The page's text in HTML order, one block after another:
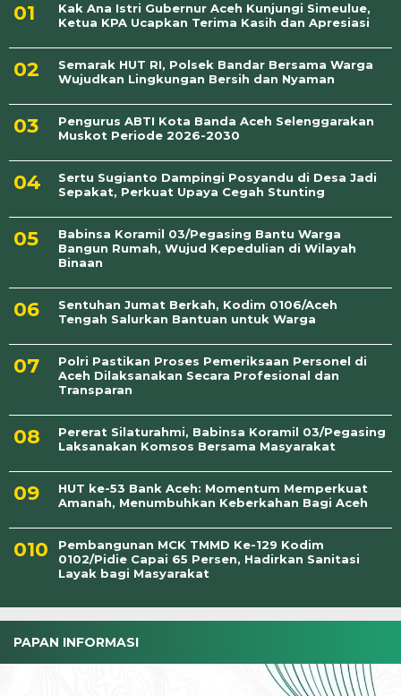
Kak Ana Istri Gubernur Aceh Kunjungi Simeulue,
Ketua KPA Ucapkan Terima Kasih dan Apresiasi
Semarak HUT RI, Polsek Bandar Bersama Warga
Wujudkan Lingkungan Bersih dan Nyaman
Pengurus ABTI Kota Banda Aceh Selenggarakan
Muskot Periode 2026-2030
Sertu Sugianto Dampingi Posyandu di Desa Jadi
Sepakat, Perkuat Upaya Cegah Stunting
Babinsa Koramil 03/Pegasing Bantu Warga
Bangun Rumah, Wujud Kepedulian di Wilayah
Binaan
Sentuhan Jumat Berkah, Kodim 0106/Aceh
Tengah Salurkan Bantuan untuk Warga
Polri Pastikan Proses Pemeriksaan Personel di
Aceh Dilaksanakan Secara Profesional dan
Transparan
Pererat Silaturahmi, Babinsa Koramil 03/Pegasing
Laksanakan Komsos Bersama Masyarakat
HUT ke-53 Bank Aceh: Momentum Memperkuat
Amanah, Menumbuhkan Keberkahan Bagi Aceh
Pembangunan MCK TMMD Ke-129 Kodim
0102/Pidie Capai 65 Persen, Hadirkan Sanitasi
Layak bagi Masyarakat
PAPAN INFORMASI